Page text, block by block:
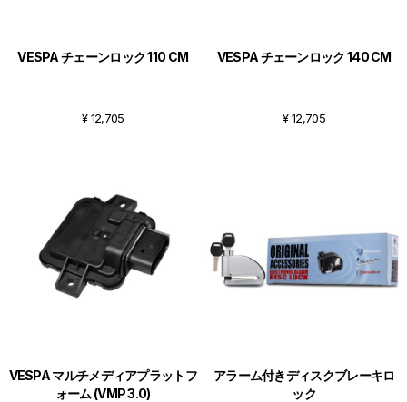
VESPA チェーンロック 110 CM
¥ 12,705
VESPA チェーンロック 140 CM
¥ 12,705
VESPA マルチメディアプラットフ
ォーム (VMP 3.0)
アラーム付きディスクブレーキロ
ック